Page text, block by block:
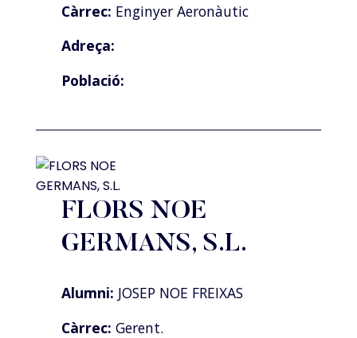
Càrrec: Enginyer Aeronàutic
Adreça:
Població:
FLORS NOE
GERMANS, S.L.
Alumni: JOSEP NOE FREIXAS
Càrrec: Gerent.